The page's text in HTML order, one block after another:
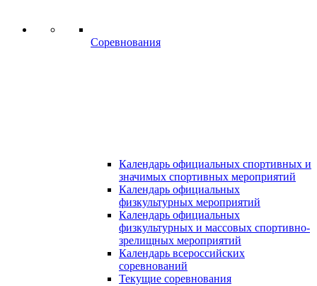
Соревнования
Календарь официальных спортивных и
значимых спортивных мероприятий
Календарь официальных
физкультурных мероприятий
Календарь официальных
физкультурных и массовых спортивно-
зрелищных мероприятий
Календарь всероссийских
соревнований
Текущие соревнования